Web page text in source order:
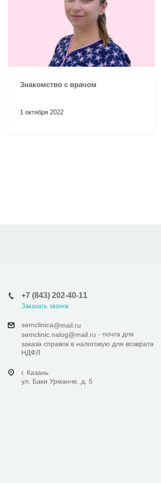
Знакомство с врачом
1 октября 2022
+7 (843) 202-40-11
Заказать звонок
semclinica@mail.ru
semclinic.nalog@mail.ru - почта для
заказа справок в налоговую для возврата
НДФЛ
г. Казань
ул. Баки Урманче, д. 5